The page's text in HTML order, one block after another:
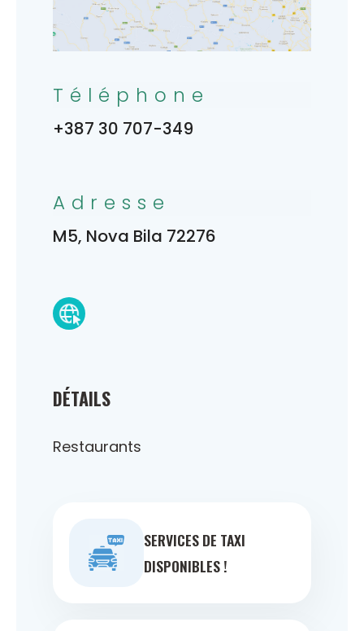
DÉTAILS
Restaurants
SERVICES DE TAXI
DISPONIBLES !
Téléphone
+387 30 707-349
Adresse
M5, Nova Bila 72276